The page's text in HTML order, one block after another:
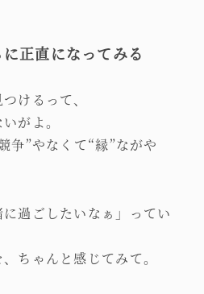
正直になってみる
けるって、
がよ。
争”やなくて“縁”ながや
過ごしたいなぁ」ってい
ちゃんと感じてみて。